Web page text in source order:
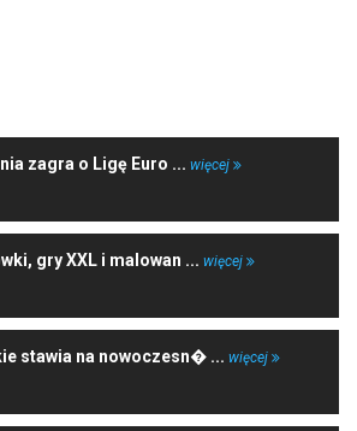
zagra o Ligę Euro ... więcej
gry XXL i malowan ... więcej
stawia na nowoczesn� ... więcej